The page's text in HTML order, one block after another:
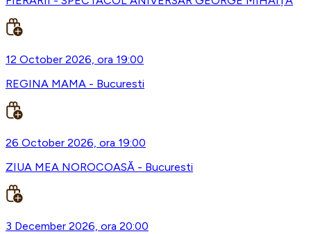
12 October 2026, ora 19:00
REGINA MAMA - Bucuresti
26 October 2026, ora 19:00
ZIUA MEA NOROCOASĂ - Bucuresti
3 December 2026, ora 20:00